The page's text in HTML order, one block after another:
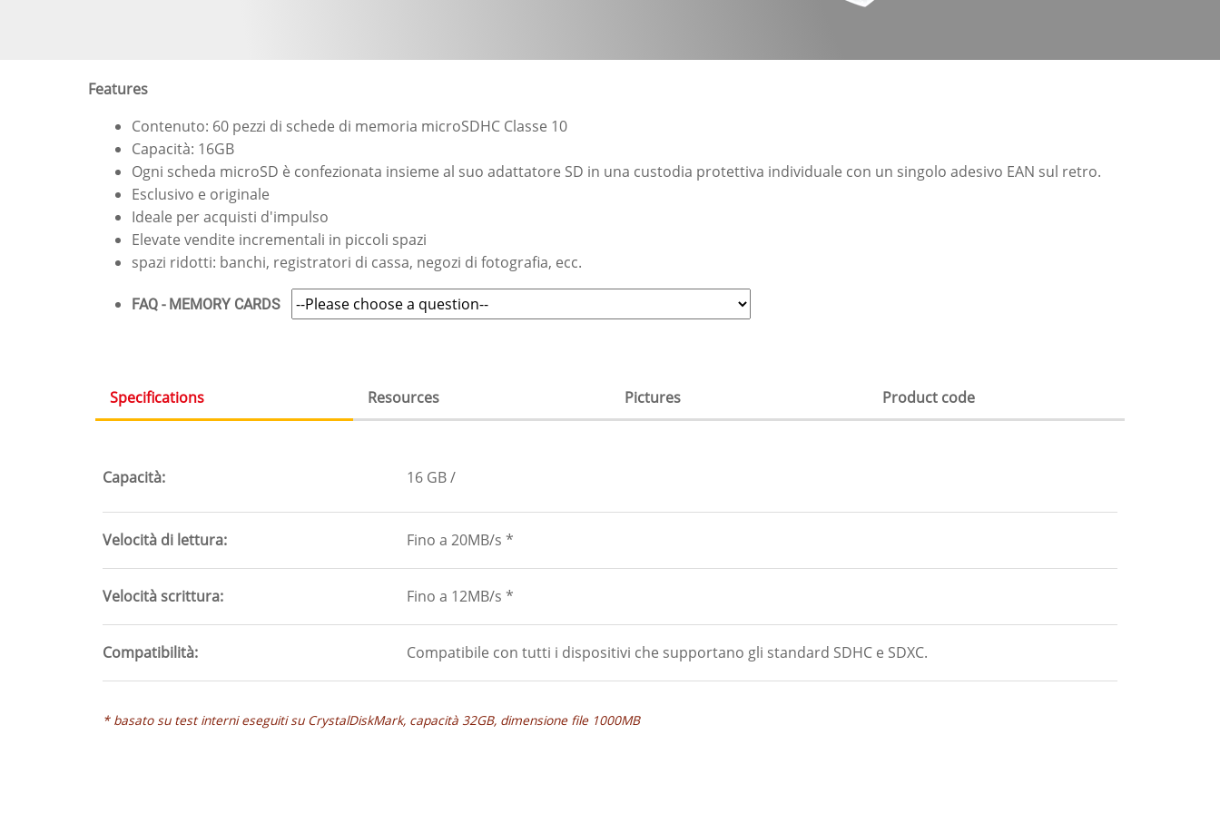
Features
Contenuto: 60 pezzi di schede di memoria microSDHC Classe 10
Capacità: 16GB
Ogni scheda microSD è confezionata insieme al suo adattatore SD in una custodia protettiva individuale con un singolo adesivo EAN sul retro.
Esclusivo e originale
Ideale per acquisti d'impulso
Elevate vendite incrementali in piccoli spazi
spazi ridotti: banchi, registratori di cassa, negozi di fotografia, ecc.
FAQ - MEMORY CARDS
Specifications
(scheda
Resources Pictures Product code
Capacità 16 GB
Velocità di lettura Fino a 20MB/s *
Velocità scrittura Fino a 12MB/s *
Compatibilità Compatibile con tutti i dispositivi che supportano gli standard SDHC e SDXC.
* basato su test interni eseguiti su CrystalDiskMark, capacità 32GB, dimensione file 1000MB